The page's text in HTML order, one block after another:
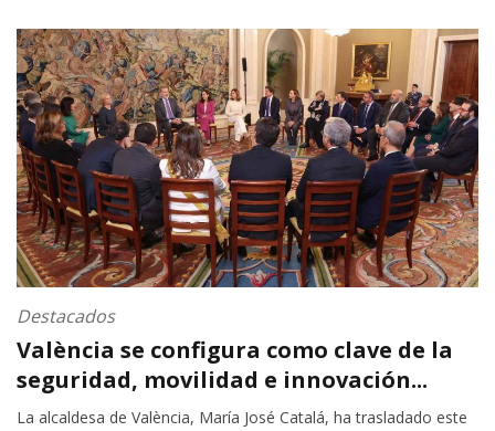
Destacados
València se configura como clave de la
seguridad, movilidad e innovación...
La alcaldesa de València, María José Catalá, ha trasladado este